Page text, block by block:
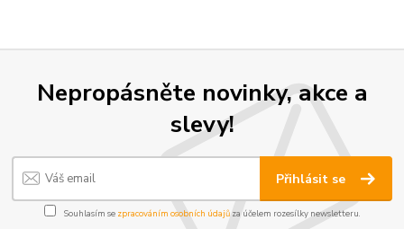
Nepropásněte novinky, akce a
slevy!
Přihlásit se
Souhlasím se zpracováním osobních údajůza účelem rozesílky newsletteru.